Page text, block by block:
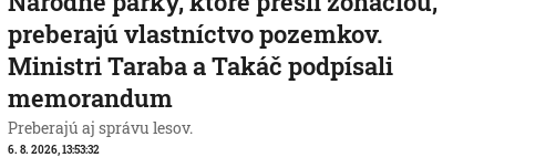
preberajú vlastníctvo pozemkov.
Ministri Taraba a Takáč podpísali
memorandum
Preberajú aj správu lesov.
6. 8. 2026, 13:53:32